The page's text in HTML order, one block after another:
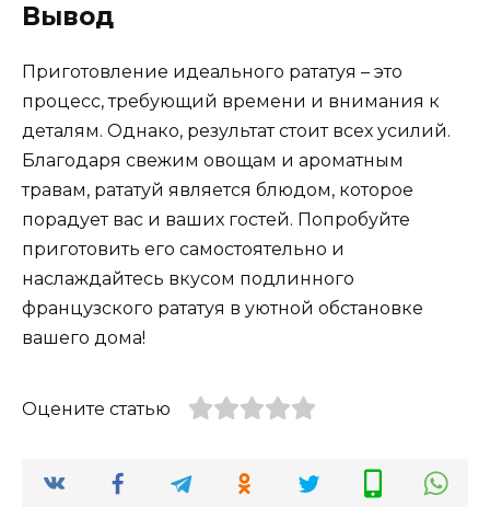
Вывод
Приготовление идеального рататуя – это
процесс, требующий времени и внимания к
деталям. Однако, результат стоит всех усилий.
Благодаря свежим овощам и ароматным
травам, рататуй является блюдом, которое
порадует вас и ваших гостей. Попробуйте
приготовить его самостоятельно и
наслаждайтесь вкусом подлинного
французского рататуя в уютной обстановке
вашего дома!
Оцените статью